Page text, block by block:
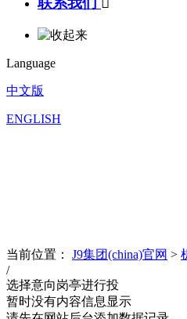
Language
中文版
ENGLISH
当前位置： J9集团(china)官网 >
/
选择意向岗亭进行投
暂时没有内容信息显示